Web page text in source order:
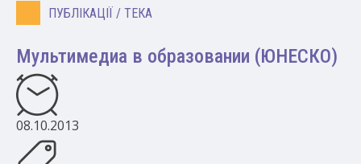
ПУБЛІКАЦІЇ / ТЕКА
Мультимедиа в образовании (ЮНЕСКО)
08.10.2013